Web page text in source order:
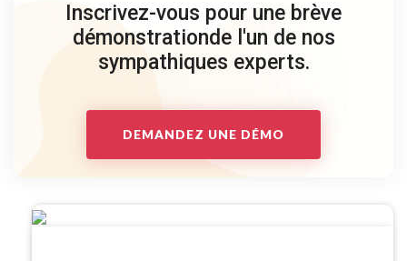
Inscrivez-vous pour une brève
démonstrationde l'un de nos
sympathiques experts.
DEMANDEZ UNE DÉMO